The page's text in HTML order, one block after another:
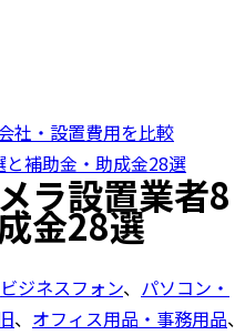
社・設置費用を比較
補助金・助成金28選
ラ設置業者8
金28選
ビジネスフォン、 パソコン・
、 オフィス用品・事務用品、